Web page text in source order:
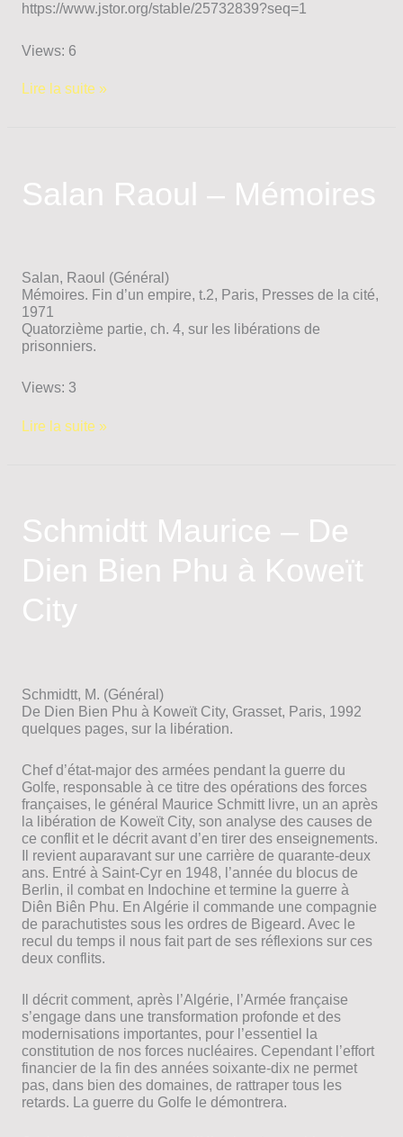
https://www.jstor.org/stable/25732839?seq=1
Views: 6
Rondy
viet-
minh
cerveau
Lire la suite »
Salan Raoul – Mémoires
Salan, Raoul (Général)
Mémoires. Fin d’un empire, t.2, Paris, Presses de la cité,
1971
Quatorzième partie, ch. 4, sur les libérations de
prisonniers.
Views: 3
Salan
Lire la suite »
Schmidtt Maurice – De
Dien Bien Phu à Koweït
City
Schmidtt, M. (Général)
De Dien Bien Phu à Koweït City, Grasset, Paris, 1992
quelques pages, sur la libération.
Chef d’état-major des armées pendant la guerre du
Golfe, responsable à ce titre des opérations des forces
françaises, le général Maurice Schmitt livre, un an après
la libération de Koweït City, son analyse des causes de
ce conflit et le décrit avant d’en tirer des enseignements.
Il revient auparavant sur une carrière de quarante-deux
ans. Entré à Saint-Cyr en 1948, l’année du blocus de
Berlin, il combat en Indochine et termine la guerre à
Diên Biên Phu. En Algérie il commande une compagnie
de parachutistes sous les ordres de Bigeard. Avec le
recul du temps il nous fait part de ses réflexions sur ces
deux conflits.
Il décrit comment, après l’Algérie, l’Armée française
s’engage dans une transformation profonde et des
modernisations importantes, pour l’essentiel la
constitution de nos forces nucléaires. Cependant l’effort
financier de la fin des années soixante-dix ne permet
pas, dans bien des domaines, de rattraper tous les
retards. La guerre du Golfe le démontrera.